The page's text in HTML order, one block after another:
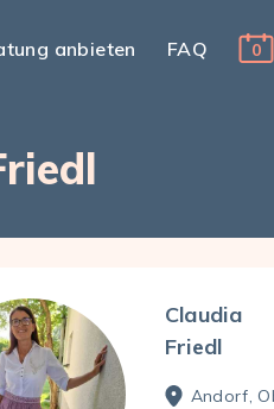
anbieten
FAQ
0
Claudia
Friedl
Andorf,